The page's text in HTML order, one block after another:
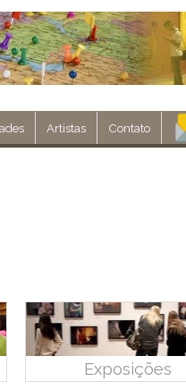
Artistas Contato
Exposições